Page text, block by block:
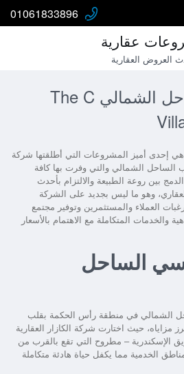
01061833896
عقارية
العروض العقارية
قرية ذا سي الساحل الشمالي The C
هي إحدى أميز المشروعات التي أطلقتها شركة
الساحل الشمالي والتي وفرت بها كافة
بين روعة الطبيعة والالتزام بأحدث
وهو ما ليس بجديد على الشركة
العملاء والمستثمرين وتوفير مجتمع
المتكاملة مع الاهتمام بالأسعار
سي الساحل
الشمالي في منطقة رأس الحكمة بقلب
مزاياه، حيث اختارت شركة الكازار العقارية
188 في طريق الإسكندرية – مطروح التي تقع بالقرب من
الخدمية مما يكفل حياة هادئة متكاملة